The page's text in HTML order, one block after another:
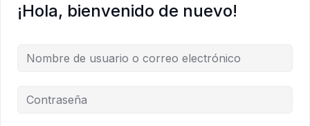
¡Hola, bienvenido de nuevo!